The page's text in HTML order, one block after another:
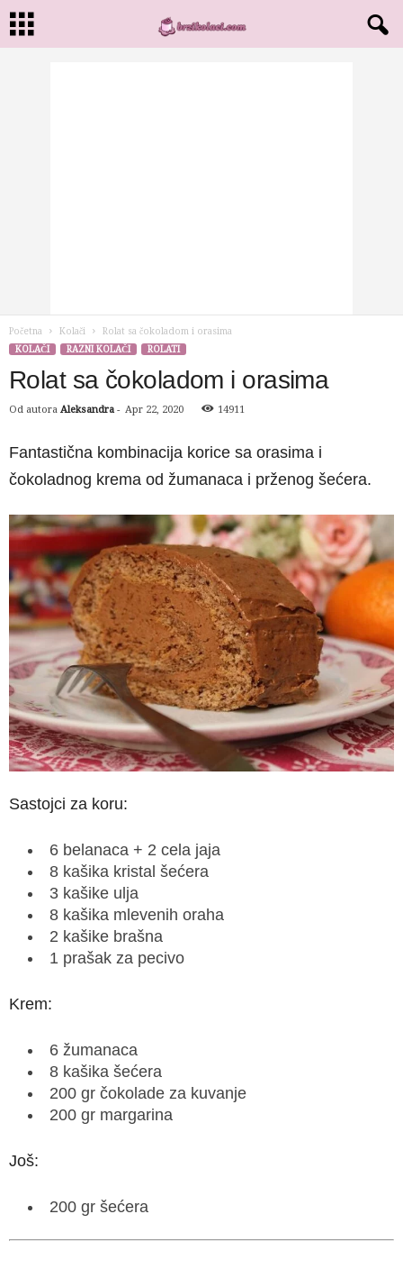
Početna Kolači
Rolat sa čokoladom i orasima
KOLAČI
RAZNI KOLAČI ROLATI
Rolat sa čokoladom i orasima
Od autora Aleksandra - Apr 22, 2020 14911
Fantastična kombinacija korice sa orasima i
čokoladnog krema od žumanaca i prženog šećera.
Sastojci za koru:
6 belanaca + 2 cela jaja
8 kašika kristal šećera
3 kašike ulja
8 kašika mlevenih oraha
2 kašike brašna
1 prašak za pecivo
Krem:
6 žumanaca
8 kašika šećera
200 gr čokolade za kuvanje
200 gr margarina
Još:
200 gr šećera